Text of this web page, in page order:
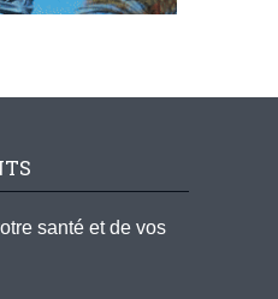
santé et de vos